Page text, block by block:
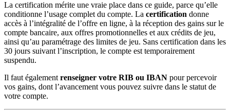
La certification mérite une vraie place dans ce guide, parce qu’elle
conditionne l’usage complet du compte. La certification donne
accès à l’intégralité de l’offre en ligne, à la réception des gains sur le
compte bancaire, aux offres promotionnelles et aux crédits de jeu,
ainsi qu’au paramétrage des limites de jeu. Sans certification dans les
30 jours suivant l’inscription, le compte est temporairement
suspendu.
Il faut également renseigner votre RIB ou IBAN pour percevoir
vos gains, dont l’avancement vous pouvez suivre dans le statut de
votre compte.